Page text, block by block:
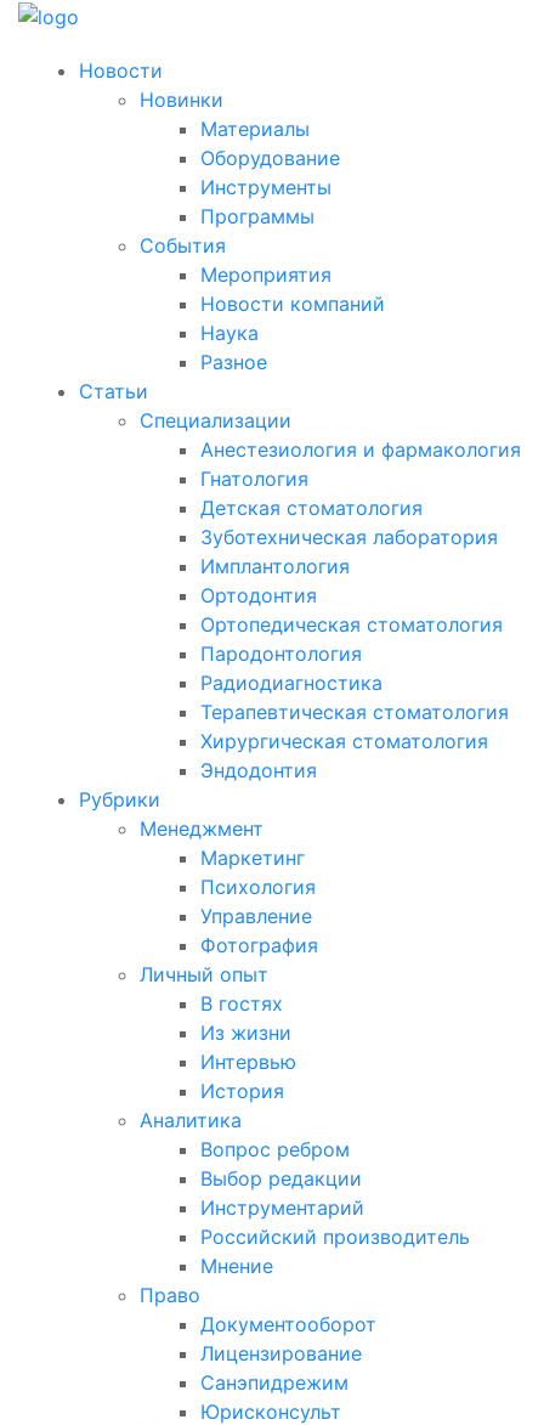
Новости
Новинки
Материалы
Оборудование
Инструменты
Программы
События
Мероприятия
Новости компаний
Наука
Разное
Статьи
Специализации
Анестезиология и фармакология
Гнатология
Детская стоматология
Зуботехническая лаборатория
Имплантология
Ортодонтия
Ортопедическая стоматология
Пародонтология
Радиодиагностика
Терапевтическая стоматология
Хирургическая стоматология
Эндодонтия
Рубрики
Менеджмент
Маркетинг
Психология
Управление
Фотография
Личный опыт
В гостях
Из жизни
Интервью
История
Аналитика
Вопрос ребром
Выбор редакции
Инструментарий
Российский производитель
Мнение
Право
Документооборот
Лицензирование
Санэпидрежим
Юрисконсульт